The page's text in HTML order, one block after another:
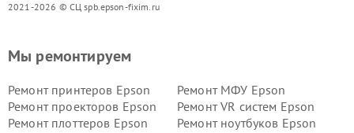
2021-2026 © СЦ spb.epson-fixim.ru
Мы ремонтируем
Ремонт принтеров Epson
Ремонт МФУ Epson
Ремонт проекторов Epson
Ремонт VR систем Epson
Ремонт плоттеров Epson
Ремонт ноутбуков Epson